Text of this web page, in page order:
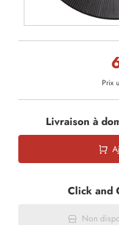
Prix
Livraison à
Click and
Non